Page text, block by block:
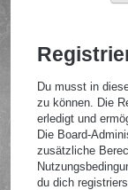
Du musst in
zu können. Die
erledigt und
Die Board-
zusätzliche
du dich